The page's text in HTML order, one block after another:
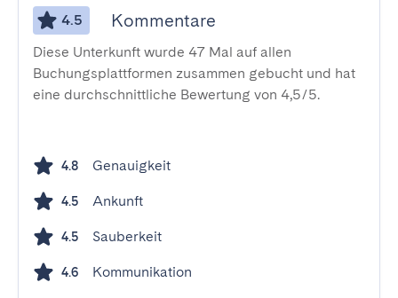
4.5 Kommentare
Diese Unterkunft wurde 47 Mal auf allen
Buchungsplattformen zusammen gebucht und hat
eine durchschnittliche Bewertung von 4,5/5.
4.8 Genauigkeit
4.5 Ankunft
4.5 Sauberkeit
4.6 Kommunikation